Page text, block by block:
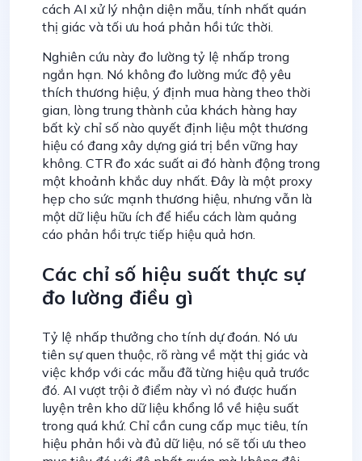
cách AI xử lý nhận diện mẫu, tính nhất quán
thị giác và tối ưu hoá phản hồi tức thời.
Nghiên cứu này đo lường tỷ lệ nhấp trong
ngắn hạn. Nó không đo lường mức độ yêu
thích thương hiệu, ý định mua hàng theo thời
gian, lòng trung thành của khách hàng hay
bất kỳ chỉ số nào quyết định liệu một thương
hiệu có đang xây dựng giá trị bền vững hay
không. CTR đo xác suất ai đó hành động trong
một khoảnh khắc duy nhất. Đây là một proxy
hẹp cho sức mạnh thương hiệu, nhưng vẫn là
một dữ liệu hữu ích để hiểu cách làm quảng
cáo phản hồi trực tiếp hiệu quả hơn.
Các chỉ số hiệu suất thực sự
đo lường điều gì
Tỷ lệ nhấp thưởng cho tính dự đoán. Nó ưu
tiên sự quen thuộc, rõ ràng về mặt thị giác và
việc khớp với các mẫu đã từng hiệu quả trước
đó. AI vượt trội ở điểm này vì nó được huấn
luyện trên kho dữ liệu khổng lồ về hiệu suất
trong quá khứ. Chỉ cần cung cấp mục tiêu, tín
hiệu phản hồi và đủ dữ liệu, nó sẽ tối ưu theo